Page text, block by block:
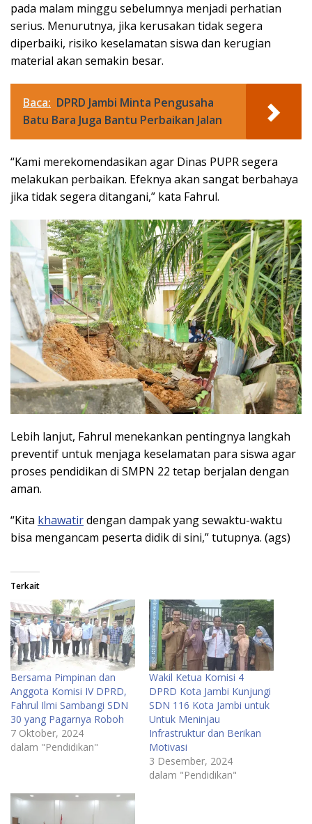
pada malam minggu sebelumnya menjadi perhatian
serius. Menurutnya, jika kerusakan tidak segera
diperbaiki, risiko keselamatan siswa dan kerugian
material akan semakin besar.
Baca: DPRD Jambi Minta Pengusaha
Batu Bara Juga Bantu Perbaikan Jalan
“Kami merekomendasikan agar Dinas PUPR segera
melakukan perbaikan. Efeknya akan sangat berbahaya
jika tidak segera ditangani,” kata Fahrul.
Lebih lanjut, Fahrul menekankan pentingnya langkah
preventif untuk menjaga keselamatan para siswa agar
proses pendidikan di SMPN 22 tetap berjalan dengan
aman.
“Kita khawatirdengan dampak yang sewaktu-waktu
bisa mengancam peserta didik di sini,” tutupnya. (ags)
Terkait
Bersama Pimpinan dan
Anggota Komisi IV DPRD,
Fahrul Ilmi Sambangi SDN
30 yang Pagarnya Roboh
7 Oktober, 2024
dalam "Pendidikan"
Wakil Ketua Komisi 4
DPRD Kota Jambi Kunjungi
SDN 116 Kota Jambi untuk
Untuk Meninjau
Infrastruktur dan Berikan
Motivasi
3 Desember, 2024
dalam "Pendidikan"